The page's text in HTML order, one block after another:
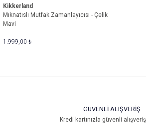
Kikkerland
Mıknatıslı Mutfak Zamanlayıcısı - Çelik
Mavi
1.999,00 ₺
GÜVENLİ ALIŞVERİŞ
Kredi kartınızla güvenli alışveriş